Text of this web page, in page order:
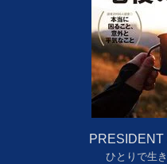
ひとりで生